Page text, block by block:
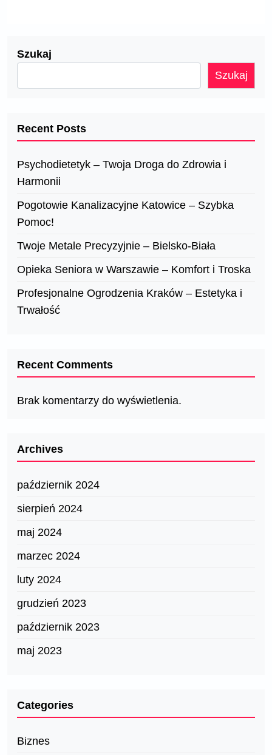
Szukaj
Szukaj
Recent Posts
Psychodietetyk – Twoja Droga do Zdrowia i
Harmonii
Pogotowie Kanalizacyjne Katowice – Szybka
Pomoc!
Twoje Metale Precyzyjnie – Bielsko-Biała
Opieka Seniora w Warszawie – Komfort i Troska
Profesjonalne Ogrodzenia Kraków – Estetyka i
Trwałość
Recent Comments
Brak komentarzy do wyświetlenia.
Archives
październik 2024
sierpień 2024
maj 2024
marzec 2024
luty 2024
grudzień 2023
październik 2023
maj 2023
Categories
Biznes